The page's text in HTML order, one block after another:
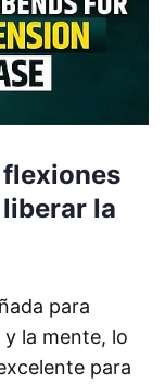
flexiones
la
para
la mente, lo
para